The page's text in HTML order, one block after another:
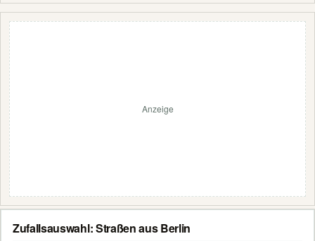
Anzeige
Zufallsauswahl: Straßen aus Berlin